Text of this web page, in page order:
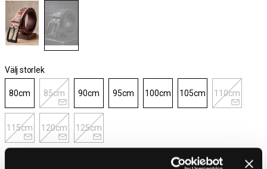
Välj storlek
80cm 85cm 90cm 95cm 100cm 105cm 110cm
115cm 120cm 125cm